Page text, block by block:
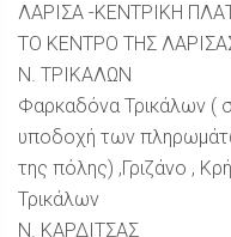
ΛΑΡΙΣΑ -ΚΕΝΤΡΙΚΗ
ΤΟ ΚΕΝΤΡΟ ΤΗΣ
Ν. ΤΡΙΚΑΛΩΝ
Φαρκαδόνα Τρικάλων (
υποδοχή των
της πόλης) ,Γριζάνο ,
Τρικάλων
Ν. ΚΑΡΔΙΤΣΑΣ